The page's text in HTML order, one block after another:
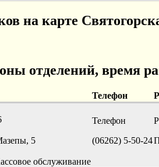
на карте
отделений, время
Телефон
5
обслуживание
Телефон
(06262) 5-50-24